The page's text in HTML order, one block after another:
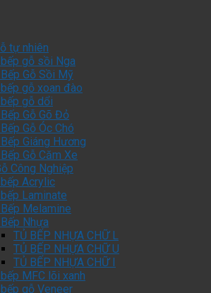
tự nhiên
gỗ sồi Nga
Gỗ Sồi Mỹ
gỗ xoan đào
gỗ dổi
Gỗ Gõ Đỏ
Gỗ Óc Chó
Giáng Hương
Gỗ Căm Xe
Công Nghiệp
Acrylic
Laminate
Melamine
Nhựa
TỦ BẾP NHỰA CHỮ L
TỦ BẾP NHỰA CHỮ U
TỦ BẾP NHỰA CHỮ I
MFC lõi xanh
gỗ Veneer